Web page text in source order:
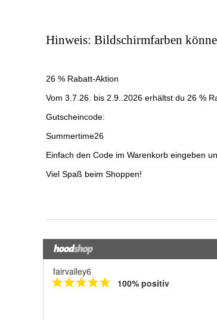
fairvalley6
100% positiv